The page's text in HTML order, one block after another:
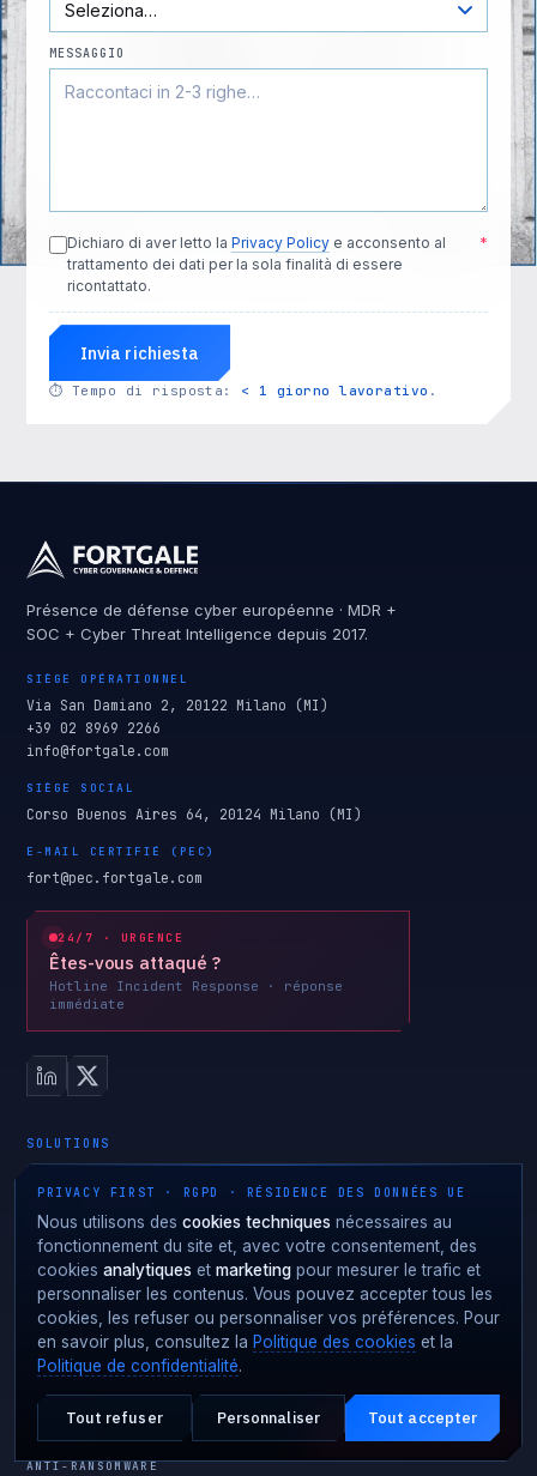
MESSAGGIO
Dichiaro di aver letto la Privacy Policy e acconsento al
trattamento dei dati per la sola finalità di essere
ricontattato.
*
Invia richiesta
⏱ Tempo di risposta: < 1 giorno lavorativo .
Présence de défense cyber européenne · MDR +
SOC + Cyber Threat Intelligence depuis 2017.
SIÈGE OPÉRATIONNEL
Via San Damiano 2, 20122 Milano (MI)
+39 02 8969 2266
info@fortgale.com
SIÈGE SOCIAL
Corso Buenos Aires 64, 20124 Milano (MI)
E-MAIL CERTIFIÉ (PEC)
fort@pec.fortgale.com
24/7 · URGENCE
Êtes-vous attaqué ?
Hotline Incident Response · réponse
immédiate
SOLUTIONS
Milano
Brianza · Monza
Lugano · Ticino
Roma e Lazio
Emilia-Romagna
Piemonte
ANTI-RANSOMWARE
Attaque en cours ?
PRIVACY FIRST · RGPD · RÉSIDENCE DES DONNÉES UE
Nous utilisons des cookies techniques nécessaires au
fonctionnement du site et, avec votre consentement, des
cookies analytiques et marketing pour mesurer le trafic et
personnaliser les contenus. Vous pouvez accepter tous les
cookies, les refuser ou personnaliser vos préférences. Pour
en savoir plus, consultez la Politique des cookies et la
Politique de confidentialité.
Tout refuser Personnaliser Tout accepter